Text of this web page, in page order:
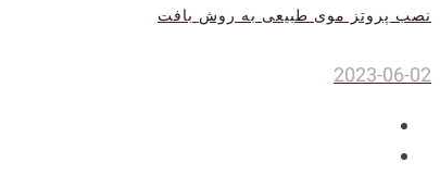
نصب پروتز موی طبیعی به روش بافت
2023-06-02